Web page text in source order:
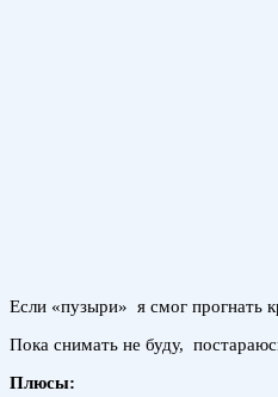
Если «пузыри» я смог прогнать
Пока снимать не буду,
Плюсы: